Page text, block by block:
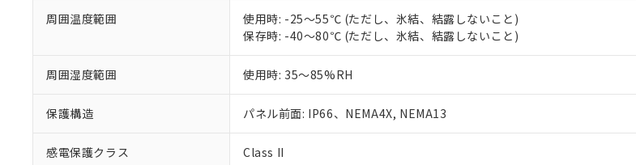
周囲温度範囲
使用時: -25～55℃ (ただし、氷結、結露しないこと)
保存時: -40～80℃ (ただし、氷結、結露しないこと)
周囲湿度範囲 使用時: 35～85%RH
保護構造 パネル前面: IP66、NEMA4X, NEMA13
感電保護クラス Class II